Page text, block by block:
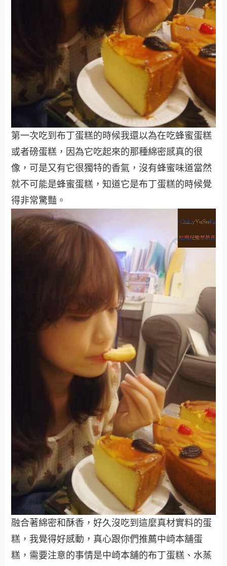
第一次吃到布丁蛋糕的時候我還以為在吃蜂蜜蛋糕
或者磅蛋糕，因為它吃起來的那種綿密感真的很
像，可是又有它很獨特的香氣，沒有蜂蜜味道當然
就不可能是蜂蜜蛋糕，知道它是布丁蛋糕的時候覺
得非常驚豔。
融合著綿密和酥香，好久沒吃到這麼真材實料的蛋
糕，我覺得好感動，真心跟你們推薦中崎本舖蛋
糕，需要注意的事情是中崎本舖的布丁蛋糕、水蒸